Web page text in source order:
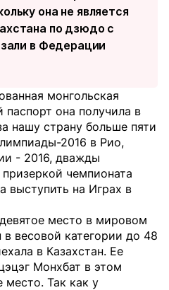
она не является
по дзюдо с
в Федерации
монгольская
она получила в
нашу страну больше пяти
2016 в Рио,
- 2016, дважды
чемпионата
выступить на Играх в
место в мировом
весовой категории до 48
в Казахстан. Ее
Монхбат в этом
место. Так как у